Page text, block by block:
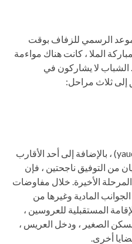
الرسمي للزفاف بوقت
الملا ، كانت هناك مواءمة
الشباب لا يشاركون في
إلى ثلاث مراحل:
ممثلو المتزوجين هم الخاطبة (yauchi) ، بالإضافة إلى أحد الأقارب
من التوفيق ناجحتين ، فإن
الأخيرة. خلال مفاوضات
المادية وغيرها من
المستقبلية للعروسين ،
الصغير ، ودخل العريس ،
أخرى.